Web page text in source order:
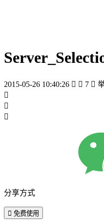
2015-05-26 10:40:26   7 



分享方式
 免费使用